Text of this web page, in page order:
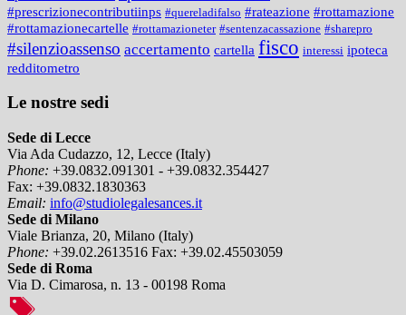
#prescrizionecontributiinps #quereladifalso #rateazione #rottamazione
#rottamazionecartelle #rottamazioneter #sentenzacassazione #sharepro
#silenzioassenso accertamento cartella fisco interessi ipoteca
redditometro
Le nostre sedi
Sede di Lecce
Via Ada Cudazzo, 12, Lecce (Italy)
Phone: +39.0832.091301 - +39.0832.354427
Fax: +39.0832.1830363
Email: info@studiolegalesances.it
Sede di Milano
Viale Brianza, 20, Milano (Italy)
Phone: +39.02.2613516 Fax: +39.02.45503059
Sede di Roma
Via D. Cimarosa, n. 13 - 00198 Roma